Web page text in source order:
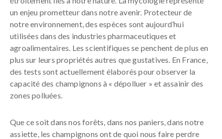
un enjeu prometteur dans notre avenir. Protecteur de
notre environnement, des espèces sont aujourd’hui
utilisées dans des industries pharmaceutiques et
agroalimentaires. Les scientifiques se penchent de plus en
plus sur leurs propriétés autres que gustatives. En France,
des tests sont actuellement élaborés pour observer la
capacité des champignons à « dépolluer » et assainir des
zones polluées.
Que ce soit dans nos forêts, dans nos paniers, dans notre
assiette, les champignons ont de quoi nous faire perdre